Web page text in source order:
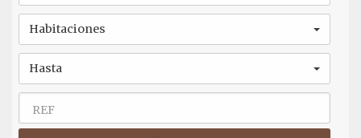
Habitaciones
Hasta